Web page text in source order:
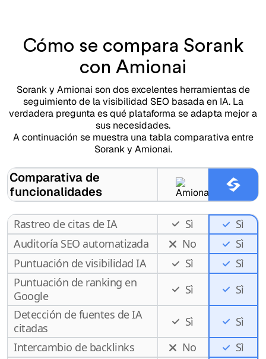
Cómo se compara Sorank
con Amionai
Sorank y Amionai son dos excelentes herramientas de
seguimiento de la visibilidad SEO basada en IA. La
verdadera pregunta es qué plataforma se adapta mejor a
sus necesidades.
A continuación se muestra una tabla comparativa entre
Sorank y Amionai.
Comparativa de
funcionalidades
Rastreo de citas de IA Sì
Sì
Auditoría SEO automatizada
No
Sì
Puntuación de visibilidad IA
Sì
Sì
Puntuación de ranking en
Google
Sì
Sì
Detección de fuentes de IA
citadas
Sì
Sì
Intercambio de backlinks
No
Sì